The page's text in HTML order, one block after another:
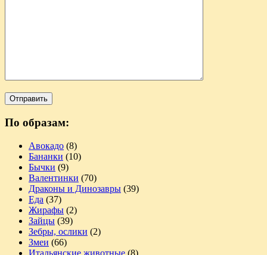
По образам:
Авокадо (8)
Бананки (10)
Бычки (9)
Валентинки (70)
Драконы и Динозавры (39)
Еда (37)
Жирафы (2)
Зайцы (39)
Зебры, ослики (2)
Змеи (66)
Итальянские животные (8)